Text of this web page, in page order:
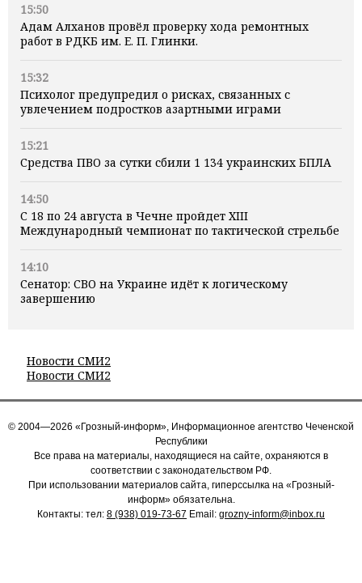
15:50
Адам Алханов провёл проверку хода ремонтных
работ в РДКБ им. Е. П. Глинки.
15:32
Психолог предупредил о рисках, связанных с
увлечением подростков азартными играми
15:21
Средства ПВО за сутки сбили 1 134 украинских БПЛА
14:50
С 18 по 24 августа в Чечне пройдет XIII
Международный чемпионат по тактической стрельбе
14:10
Сенатор: СВО на Украине идёт к логическому
завершению
Новости СМИ2
Новости СМИ2
© 2004—2026 «Грозный-информ», Информационное агентство Чеченской
Республики
Все права на материалы, находящиеся на сайте, охраняются в
соответствии с законодательством РФ.
При использовании материалов сайта, гиперссылка на «Грозный-
информ» обязательна.
Контакты: тел: 8 (938) 019-73-67 Email: grozny-inform@inbox.ru